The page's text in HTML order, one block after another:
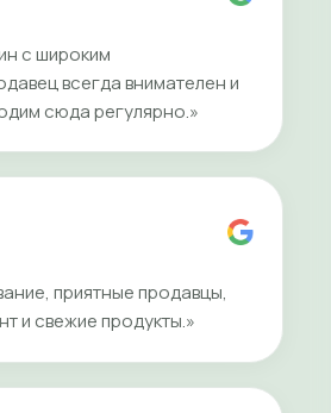
с широким
всегда внимателен и
сюда регулярно.»
приятные продавцы,
и свежие продукты.»